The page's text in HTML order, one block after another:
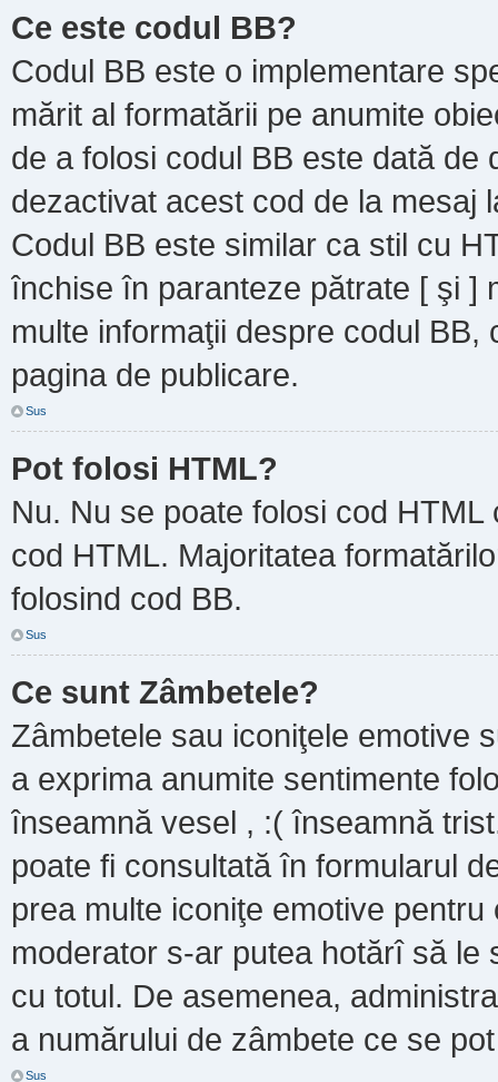
Ce este codul BB?
Codul BB este o implementare
mărit al formatării pe anumite
de a folosi codul BB este dată de
dezactivat acest cod de la mesaj
Codul BB este similar ca stil cu
închise în paranteze pătrate [ şi ]
multe informaţii despre codul
pagina de publicare.
Sus
Pot folosi HTML?
Nu. Nu se poate folosi cod
cod HTML. Majoritatea
folosind cod BB.
Sus
Ce sunt Zâmbetele?
Zâmbetele sau iconiţele emotive
a exprima anumite sentimente
înseamnă vesel , :( înseamnă
poate fi consultată în formularul
prea multe iconiţe emotive
moderator s-ar putea hotărî să
cu totul. De asemenea,
a numărului de zâmbete ce se
Sus